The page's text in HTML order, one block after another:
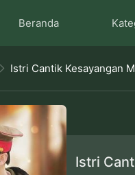
Beranda
Istri Cantik Kesayangan
Istri